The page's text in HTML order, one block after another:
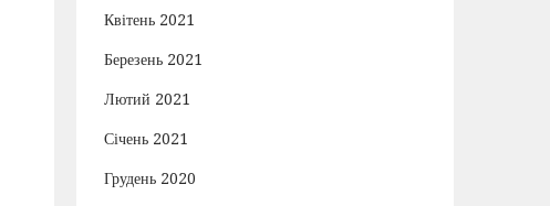
Квітень 2021
Березень 2021
Лютий 2021
Січень 2021
Грудень 2020